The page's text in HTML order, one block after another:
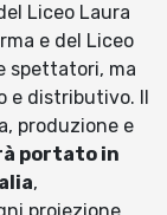
Liceo Laura
e del Liceo
spettatori, ma
distributivo. Il
produzione e
portato in
,